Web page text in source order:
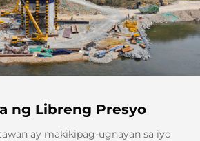
ng Libreng Presyo
ay makikipag-ugnayan sa iyo